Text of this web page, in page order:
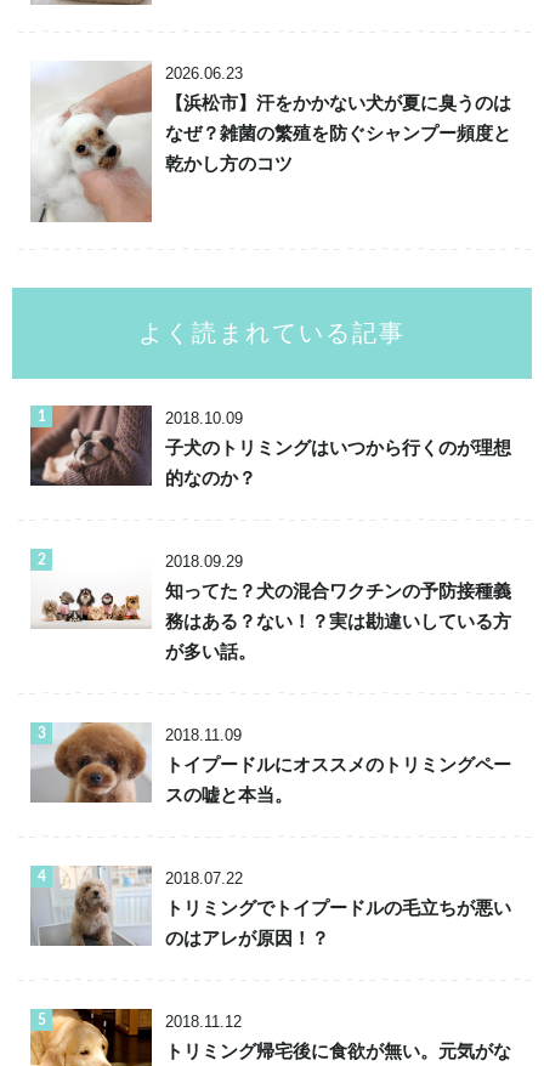
2026.06.23
【浜松市】汗をかかない犬が夏に臭うのは
なぜ？雑菌の繁殖を防ぐシャンプー頻度と
乾かし方のコツ
よく読まれている記事
2018.10.09
子犬のトリミングはいつから行くのが理想
的なのか？
2018.09.29
知ってた？犬の混合ワクチンの予防接種義
務はある？ない！？実は勘違いしている方
が多い話。
2018.11.09
トイプードルにオススメのトリミングペー
スの嘘と本当。
2018.07.22
トリミングでトイプードルの毛立ちが悪い
のはアレが原因！？
2018.11.12
トリミング帰宅後に食欲が無い。元気がな